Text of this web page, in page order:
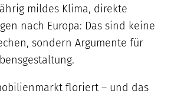
mildes Klima, direkte
nach Europa: Das sind keine
sondern Argumente für
floriert – und das